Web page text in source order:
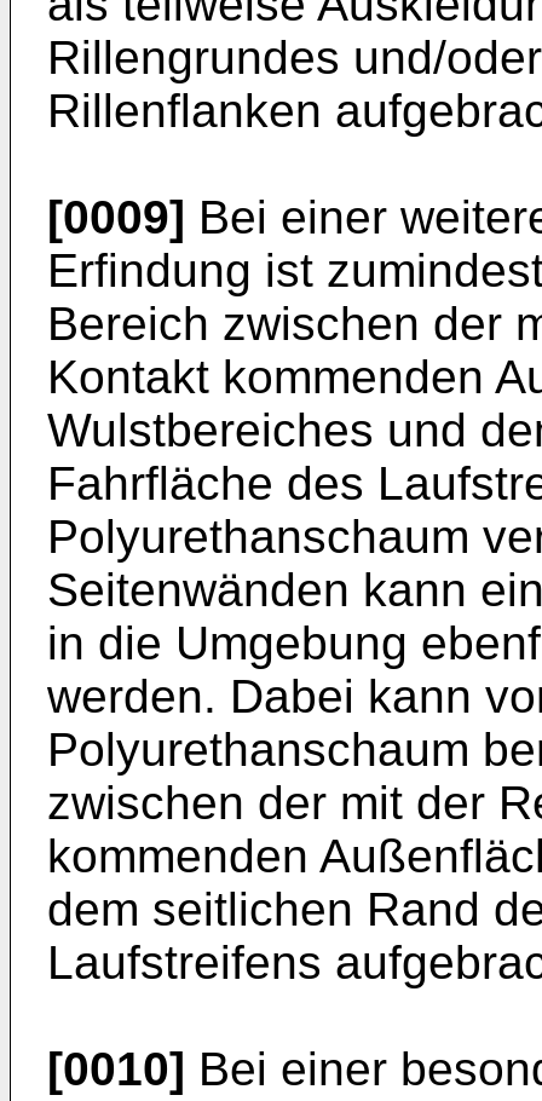
Rillengrundes und/
Rillenflanken
[0009] Bei einer
Erfindung ist
Bereich zwischen der
Kontakt kommenden
Wulstbereiches und
Fahrfläche des
Polyurethanschaum
Seitenwänden kann
in die Umgebung
werden. Dabei kann
Polyurethanschaum
zwischen der mit der
kommenden
dem seitlichen Rand
Laufstreifens
[0010] Bei einer